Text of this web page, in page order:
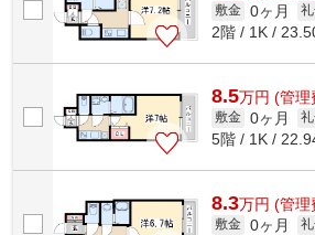
敷金 0ヶ月
2階 / 1K /
8.5万円 (管理
敷金 0ヶ月
5階 / 1K /
8.3万円 (管理
敷金 0ヶ月